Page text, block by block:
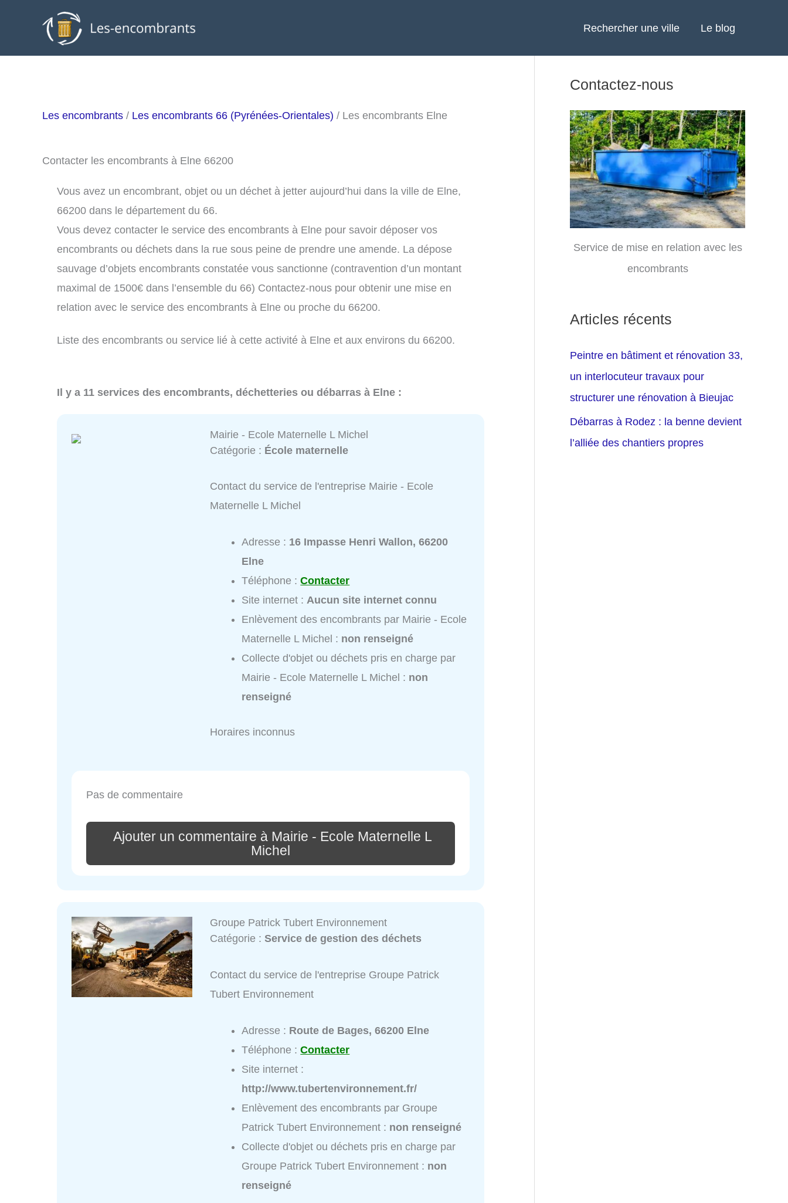
Rechercher une ville Le blog
Les encombrants / Les encombrants 66 (Pyrénées-Orientales) / Les encombrants Elne
Contacter les encombrants à Elne 66200
Vous avez un encombrant, objet ou un déchet à jetter aujourd’hui dans la ville de Elne,
66200 dans le département du 66.
Vous devez contacter le service des encombrants à Elne pour savoir déposer vos
encombrants ou déchets dans la rue sous peine de prendre une amende. La dépose
sauvage d’objets encombrants constatée vous sanctionne (contravention d’un montant
maximal de 1500€ dans l’ensemble du 66) Contactez-nous pour obtenir une mise en
relation avec le service des encombrants à Elne ou proche du 66200.
Liste des encombrants ou service lié à cette activité à Elne et aux environs du 66200.
Il y a 11 services des encombrants, déchetteries ou débarras à Elne :
Mairie - Ecole Maternelle L Michel
Catégorie : École maternelle
Contact du service de l'entreprise Mairie - Ecole
Maternelle L Michel
Adresse : 16 Impasse Henri Wallon, 66200
Elne
Téléphone :Contacter
Site internet :Aucun site internet connu
Enlèvement des encombrants par Mairie - Ecole
Maternelle L Michel : non renseigné
Collecte d'objet ou déchets pris en charge par
Mairie - Ecole Maternelle L Michel : non
renseigné
Horaires inconnus
Pas de commentaire
Ajouter un commentaire à Mairie - Ecole Maternelle L
Michel
Groupe Patrick Tubert Environnement
Catégorie :Service de gestion des déchets
Contact du service de l'entreprise Groupe Patrick
Tubert Environnement
Adresse : Route de Bages, 66200 Elne
Téléphone :Contacter
Site internet :
http://www.tubertenvironnement.fr/
Enlèvement des encombrants par Groupe
Patrick Tubert Environnement : non renseigné
Collecte d'objet ou déchets pris en charge par
Groupe Patrick Tubert Environnement : non
renseigné
Contactez-nous
Service de mise en relation avec les
encombrants
Articles récents
Peintre en bâtiment et rénovation 33,
un interlocuteur travaux pour
structurer une rénovation à Bieujac
Débarras à Rodez : la benne devient
l’alliée des chantiers propres